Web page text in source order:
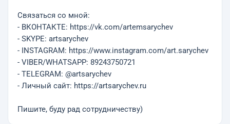
Связаться со мной:
- ВКОНТАКТЕ: https://vk.com/artemsarychev
- SKYPE: artsarychev
- INSTAGRAM: https://www.instagram.com/art.sarychev
- VIBER/WHATSAPP: 89243750721
- TELEGRAM: @artsarychev
- Личный сайт: https://artsarychev.ru
Пишите, буду рад сотрудничеству)